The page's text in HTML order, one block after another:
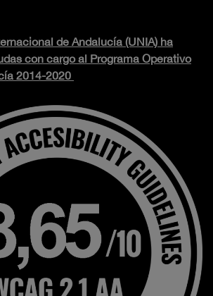
de Andalucía (UNIA) ha
con cargo al Programa Operativo
2014-2020